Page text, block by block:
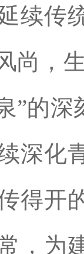
续传
尚，
”的
深化
得开
，为